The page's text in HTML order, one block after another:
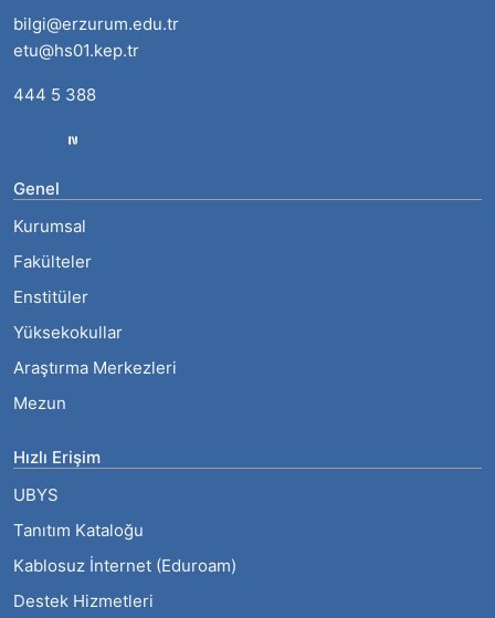
bilgi@erzurum.edu.tr
etu@hs01.kep.tr
444 5 388
Genel
Kurumsal
Fakülteler
Enstitüler
Yüksekokullar
Araştırma Merkezleri
Mezun
Hızlı Erişim
UBYS
Tanıtım Kataloğu
Kablosuz İnternet (Eduroam)
Destek Hizmetleri